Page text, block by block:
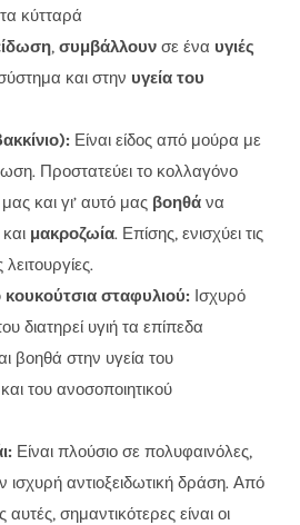
τα κύτταρά
, συμβάλλουν σε ένα υγιές
και στην υγεία του
Είναι είδος από μούρα με
Προστατεύει το κολλαγόνο
και γι’ αυτό μας βοηθά να
και μακροζωία. Επίσης, ενισχύει τις
σταφυλιού: Ισχυρό
διατηρεί υγιή τα επίπεδα
βοηθά στην υγεία του
του ανοσοποιητικού
Είναι πλούσιο σε πολυφαινόλες,
ισχυρή αντιοξειδωτική δράση. Από
αυτές, σημαντικότερες είναι οι